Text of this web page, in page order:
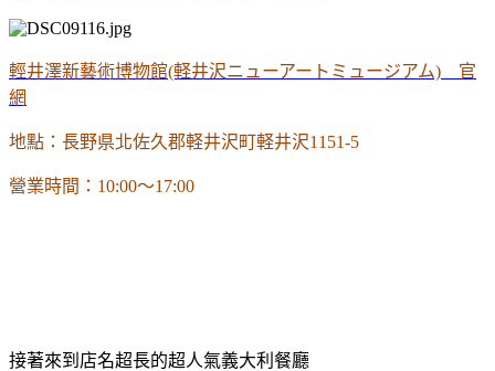
輕井澤新藝術博物館(軽井沢ニューアートミュージアム) 官
網
地點：長野県北佐久郡軽井沢町軽井沢1151-5
營業時間：10:00～17:00
接著來到店名超長的超人氣義大利餐廳